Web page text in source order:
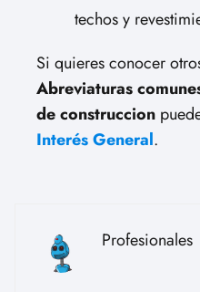
techos y
Si quieres conocer
Abreviaturas
de construccion
Interés General.
Profesionales